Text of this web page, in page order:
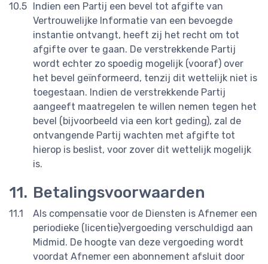
Indien een Partij een bevel tot afgifte van
Vertrouwelijke Informatie van een bevoegde
instantie ontvangt, heeft zij het recht om tot
afgifte over te gaan. De verstrekkende Partij
wordt echter zo spoedig mogelijk (vooraf) over
het bevel geïnformeerd, tenzij dit wettelijk niet is
toegestaan. Indien de verstrekkende Partij
aangeeft maatregelen te willen nemen tegen het
bevel (bijvoorbeeld via een kort geding), zal de
ontvangende Partij wachten met afgifte tot
hierop is beslist, voor zover dit wettelijk mogelijk
is.
Betalingsvoorwaarden
Als compensatie voor de Diensten is Afnemer een
periodieke (licentie)vergoeding verschuldigd aan
Midmid. De hoogte van deze vergoeding wordt
voordat Afnemer een abonnement afsluit door